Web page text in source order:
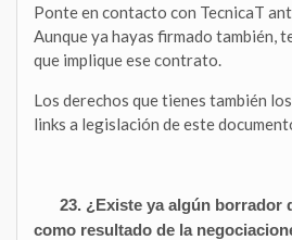
Ponte en contacto con TecnicaT
Aunque ya hayas firmado también,
que implique ese contrato.
Los derechos que tienes también
links a legislación de este
23. ¿Existe ya algún borrador
como resultado de la